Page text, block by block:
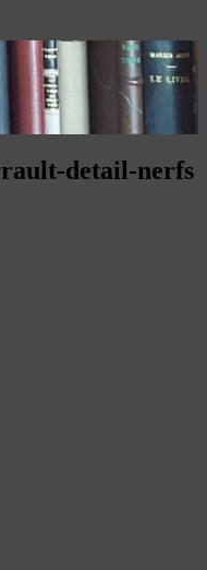
detail-nerfs